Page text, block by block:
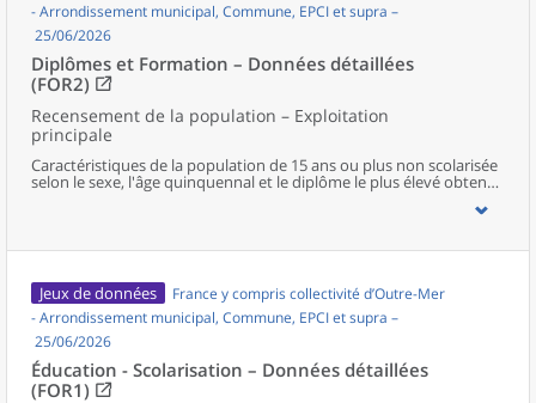
- Arrondissement municipal, Commune, EPCI et supra –
25/06/2026
Diplômes et Formation – Données détaillées
(FOR2)
Recensement de la population – Exploitation
principale
Caractéristiques de la population de 15 ans ou plus non scolarisée
selon le sexe, l'âge quinquennal et le diplôme le plus élevé obtenu
au niveau communal et supracommunal pour la France hors
Jeux de données
France y compris collectivité d’Outre-Mer
- Arrondissement municipal, Commune, EPCI et supra –
25/06/2026
Éducation - Scolarisation – Données détaillées
(FOR1)